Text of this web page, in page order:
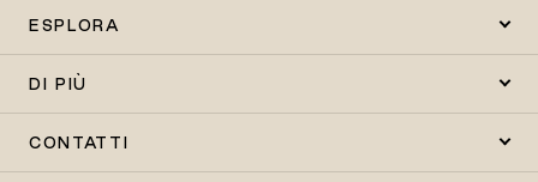
ESPLORA
DI PIÙ
CONTATTI